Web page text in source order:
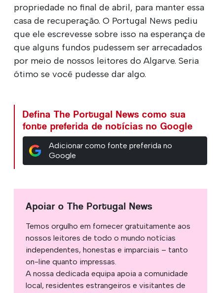
propriedade no final de abril, para manter essa
casa de recuperação. O Portugal News pediu
que ele escrevesse sobre isso na esperança de
que alguns fundos pudessem ser arrecadados
por meio de nossos leitores do Algarve. Seria
ótimo se você pudesse dar algo.
Defina The Portugal News como sua
fonte preferida de notícias no Google
Adicionar como fonte preferida no
Google
Apoiar o The Portugal News
Temos orgulho em fornecer gratuitamente aos
nossos leitores de todo o mundo notícias
independentes, honestas e imparciais – tanto
on-line quanto impressas.
A nossa dedicada equipa apoia a comunidade
local, residentes estrangeiros e visitantes de